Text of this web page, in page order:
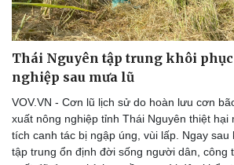
Thái Nguyên tập trung khôi
nghiệp sau mưa lũ
VOV.VN - Cơn lũ lịch sử do hoàn lưu cơn
xuất nông nghiệp tỉnh Thái Nguyên thiệt hại
tích canh tác bị ngập úng, vùi lấp. Ngay sau
tập trung ổn định đời sống người dân, công